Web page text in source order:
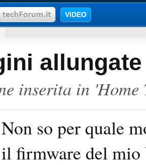
VIDEO
inserita in 'Home
Non so per quale
il firmware del mio